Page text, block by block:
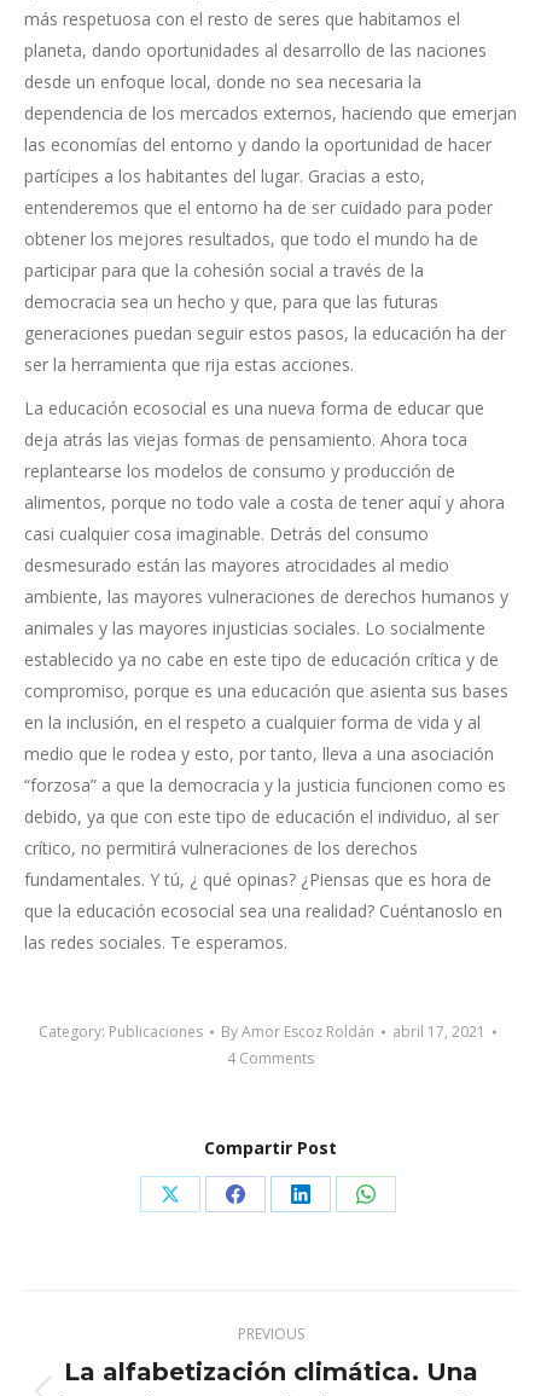
más respetuosa con el resto de seres que habitamos el
planeta, dando oportunidades al desarrollo de las naciones
desde un enfoque local, donde no sea necesaria la
dependencia de los mercados externos, haciendo que emerjan
las economías del entorno y dando la oportunidad de hacer
partícipes a los habitantes del lugar. Gracias a esto,
entenderemos que el entorno ha de ser cuidado para poder
obtener los mejores resultados, que todo el mundo ha de
participar para que la cohesión social a través de la
democracia sea un hecho y que, para que las futuras
generaciones puedan seguir estos pasos, la educación ha der
ser la herramienta que rija estas acciones.
La educación ecosocial es una nueva forma de educar que
deja atrás las viejas formas de pensamiento. Ahora toca
replantearse los modelos de consumo y producción de
alimentos, porque no todo vale a costa de tener aquí y ahora
casi cualquier cosa imaginable. Detrás del consumo
desmesurado están las mayores atrocidades al medio
ambiente, las mayores vulneraciones de derechos humanos y
animales y las mayores injusticias sociales. Lo socialmente
establecido ya no cabe en este tipo de educación crítica y de
compromiso, porque es una educación que asienta sus bases
en la inclusión, en el respeto a cualquier forma de vida y al
medio que le rodea y esto, por tanto, lleva a una asociación
“forzosa” a que la democracia y la justicia funcionen como es
debido, ya que con este tipo de educación el individuo, al ser
crítico, no permitirá vulneraciones de los derechos
fundamentales. Y tú, ¿ qué opinas? ¿Piensas que es hora de
que la educación ecosocial sea una realidad? Cuéntanoslo en
las redes sociales. Te esperamos.
Category: Publicaciones ByAmor Escoz Roldán
abril 17, 2021
4 Comments
Compartir Post
Share Share Share Share
navigation
PREVIOUS
La alfabetización climática. Una